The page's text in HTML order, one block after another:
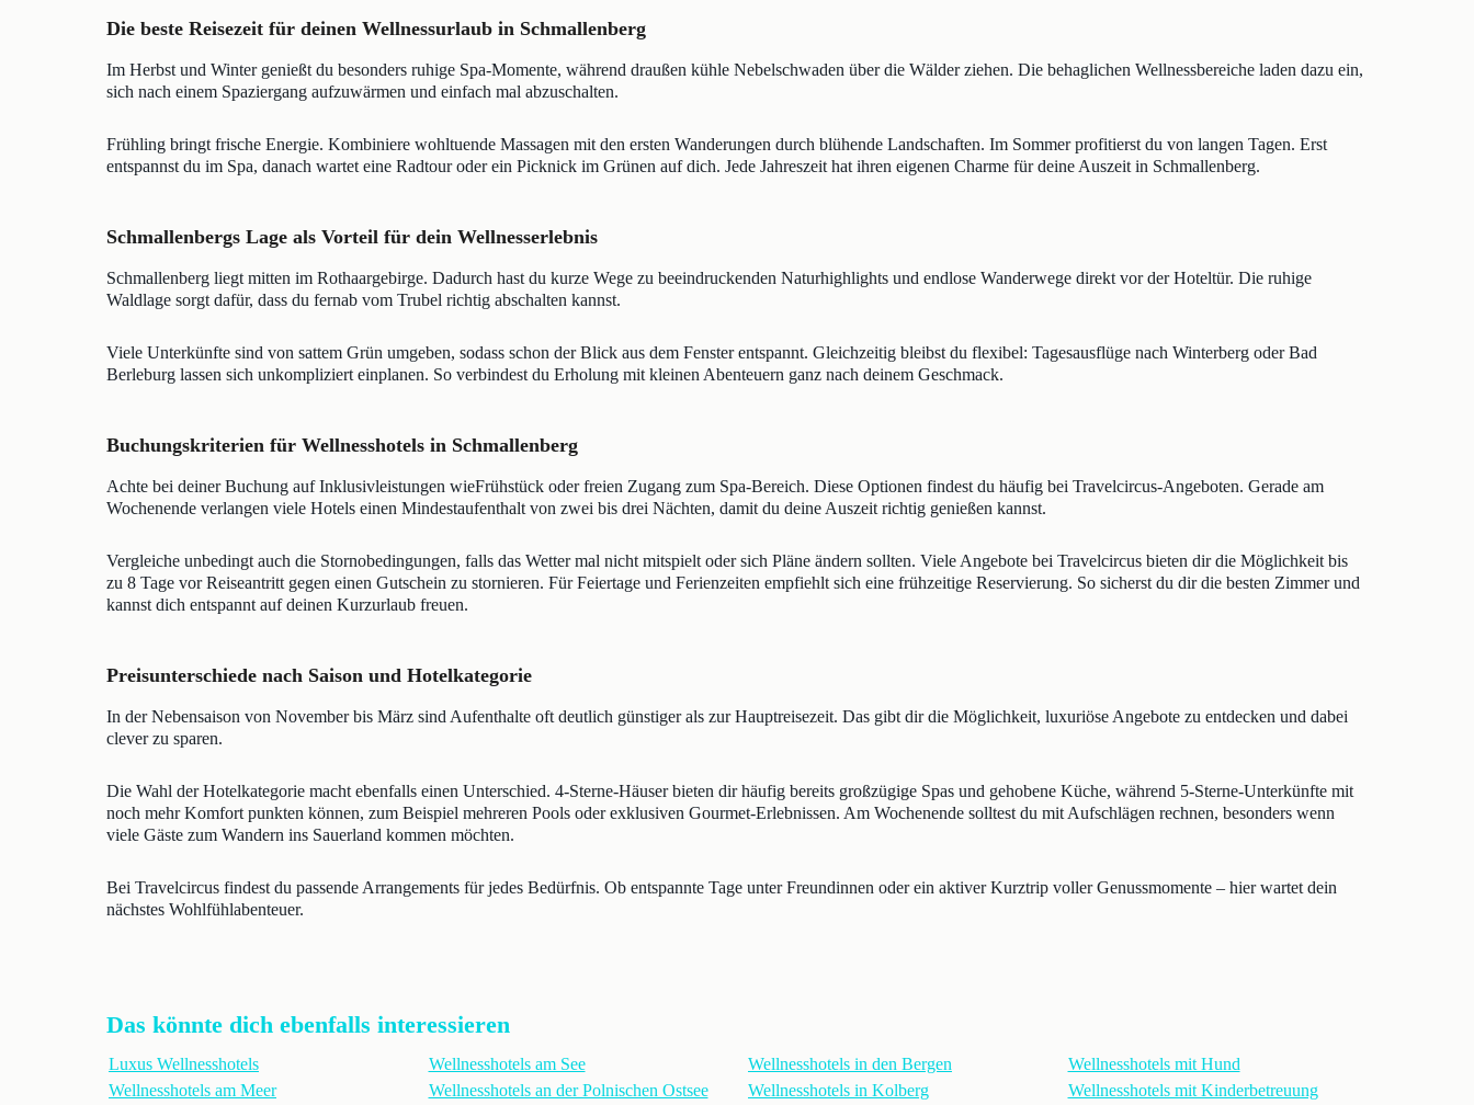
Die beste Reisezeit für deinen Wellnessurlaub in Schmallenberg
Im Herbst und Winter genießt du besonders ruhige Spa-Momente, während draußen kühle Nebelschwaden über die Wälder ziehen. Die behaglichen Wellnessbereiche laden dazu ein,
sich nach einem Spaziergang aufzuwärmen und einfach mal abzuschalten.
Frühling bringt frische Energie. Kombiniere wohltuende Massagen mit den ersten Wanderungen durch blühende Landschaften. Im Sommer profitierst du von langen Tagen. Erst
entspannst du im Spa, danach wartet eine Radtour oder ein Picknick im Grünen auf dich. Jede Jahreszeit hat ihren eigenen Charme für deine Auszeit in Schmallenberg.
Schmallenbergs Lage als Vorteil für dein Wellnesserlebnis
Schmallenberg liegt mitten im Rothaargebirge. Dadurch hast du kurze Wege zu beeindruckenden Naturhighlights und endlose Wanderwege direkt vor der Hoteltür. Die ruhige
Waldlage sorgt dafür, dass du fernab vom Trubel richtig abschalten kannst.
Viele Unterkünfte sind von sattem Grün umgeben, sodass schon der Blick aus dem Fenster entspannt. Gleichzeitig bleibst du flexibel: Tagesausflüge nach Winterberg oder Bad
Berleburg lassen sich unkompliziert einplanen. So verbindest du Erholung mit kleinen Abenteuern ganz nach deinem Geschmack.
Buchungskriterien für Wellnesshotels in Schmallenberg
Achte bei deiner Buchung auf Inklusivleistungen wieFrühstück oder freien Zugang zum Spa-Bereich. Diese Optionen findest du häufig bei Travelcircus-Angeboten. Gerade am
Wochenende verlangen viele Hotels einen Mindestaufenthalt von zwei bis drei Nächten, damit du deine Auszeit richtig genießen kannst.
Vergleiche unbedingt auch die Stornobedingungen, falls das Wetter mal nicht mitspielt oder sich Pläne ändern sollten. Viele Angebote bei Travelcircus bieten dir die Möglichkeit bis
zu 8 Tage vor Reiseantritt gegen einen Gutschein zu stornieren. Für Feiertage und Ferienzeiten empfiehlt sich eine frühzeitige Reservierung. So sicherst du dir die besten Zimmer und
kannst dich entspannt auf deinen Kurzurlaub freuen.
Preisunterschiede nach Saison und Hotelkategorie
In der Nebensaison von November bis März sind Aufenthalte oft deutlich günstiger als zur Hauptreisezeit. Das gibt dir die Möglichkeit, luxuriöse Angebote zu entdecken und dabei
clever zu sparen.
Die Wahl der Hotelkategorie macht ebenfalls einen Unterschied. 4-Sterne-Häuser bieten dir häufig bereits großzügige Spas und gehobene Küche, während 5-Sterne-Unterkünfte mit
noch mehr Komfort punkten können, zum Beispiel mehreren Pools oder exklusiven Gourmet-Erlebnissen. Am Wochenende solltest du mit Aufschlägen rechnen, besonders wenn
viele Gäste zum Wandern ins Sauerland kommen möchten.
Bei Travelcircus findest du passende Arrangements für jedes Bedürfnis. Ob entspannte Tage unter Freundinnen oder ein aktiver Kurztrip voller Genussmomente – hier wartet dein
nächstes Wohlfühlabenteuer.
Das könnte dich ebenfalls interessieren
Luxus Wellnesshotels
Wellnesshotels am Meer
Wellnesshotels am See
Wellnesshotels an der Polnischen Ostsee
Wellnesshotels in den Bergen
Wellnesshotels in Kolberg
Wellnesshotels mit Hund
Wellnesshotels mit Kinderbetreuung